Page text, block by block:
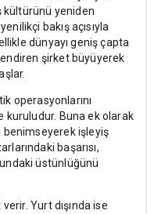
kültürünü yeniden
bakış açısıyla
dünyayı geniş çapta
şirket büyüyerek
operasyonlarını
kuruludur. Buna ek olarak
benimseyerek işleyiş
başarısı,
üstünlüğünü
Yurt dışında ise